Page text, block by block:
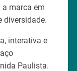
marca em
diversidade.
interativa e
Paulista.